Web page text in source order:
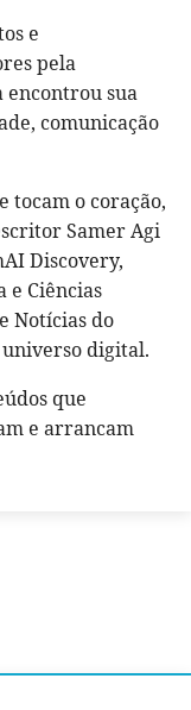
e
pela
encontrou sua
comunicação
tocam o coração,
Samer Agi
Discovery,
e Ciências
Notícias do
universo digital.
que
e arrancam